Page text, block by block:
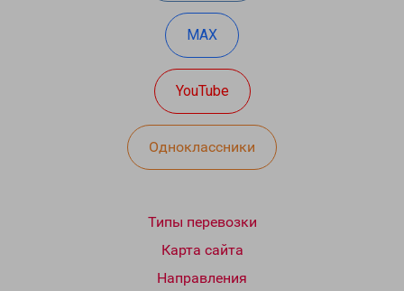
MAX
YouTube
Одноклассники
Типы перевозки
Карта сайта
Направления